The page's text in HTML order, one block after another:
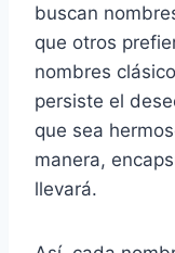
buscan
que otros
nombres
persiste el
que sea
manera,
llevará.